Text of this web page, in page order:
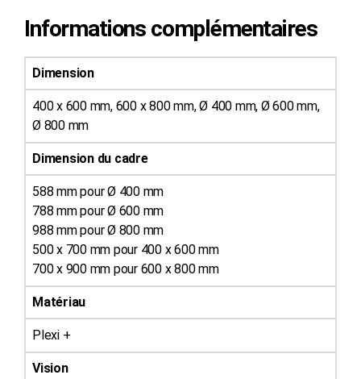
Informations complémentaires
Dimension
400 x 600 mm, 600 x 800 mm, Ø 400 mm, Ø 600 mm,
Ø 800 mm
Dimension du cadre
588 mm pour Ø 400 mm
788 mm pour Ø 600 mm
988 mm pour Ø 800 mm
500 x 700 mm pour 400 x 600 mm
700 x 900 mm pour 600 x 800 mm
Matériau
Plexi +
Vision